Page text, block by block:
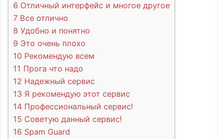
6 Отличный интерфейс и многое другое
7 Все отлично
8 Удобно и понятно
9 Это очень плохо
10 Рекомендую всем
11 Прога что надо
12 Надежный сервис
13 Я рекомендую этот сервис
14 Профессиональный сервис!
15 Советую данный сервис!
16 Spam Guard